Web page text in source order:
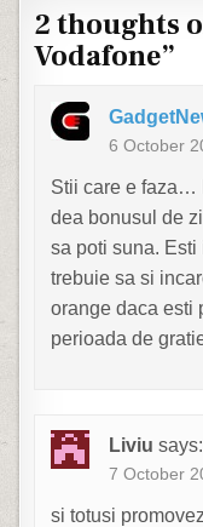
2 thoughts
Vodafone”
6 October
Stii care e faza…
dea bonusul de
sa poti suna.
trebuie sa si
orange daca esti
perioada de
Liviu says:
7 October
si totusi